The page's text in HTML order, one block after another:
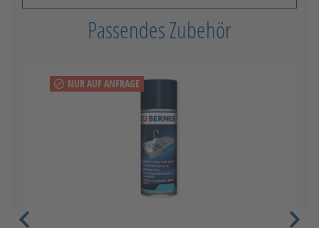
Passendes Zubehör
NUR AUF ANFRAGE